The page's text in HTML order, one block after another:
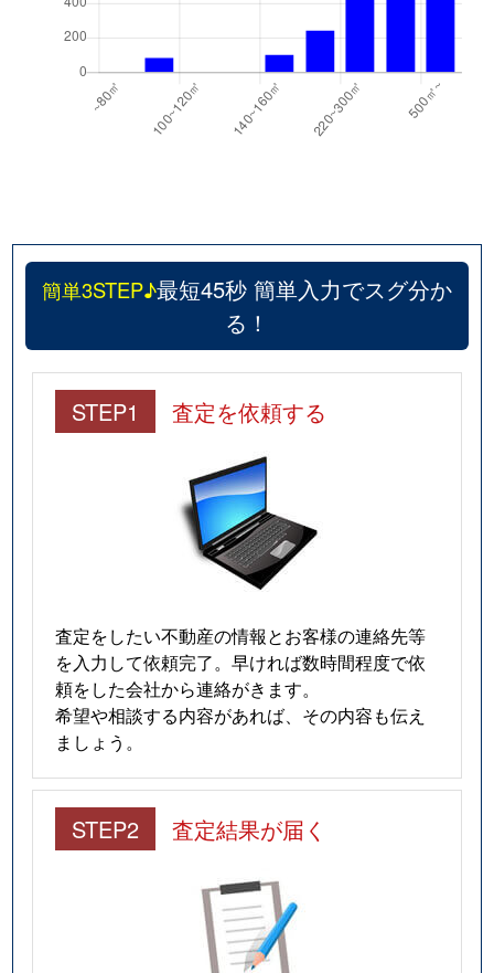
簡単3STEP♪最短45秒 簡単入力でスグ分か
る！
STEP1 査定を依頼する
査定をしたい不動産の情報とお客様の連絡先等
を入力して依頼完了。早ければ数時間程度で依
頼をした会社から連絡がきます。
希望や相談する内容があれば、その内容も伝え
ましょう。
STEP2 査定結果が届く